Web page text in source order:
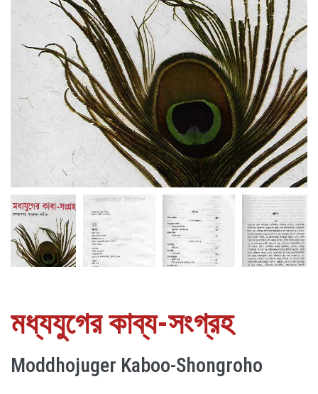
মধ্যযুগের কাব্য-সংগ্রহ
Moddhojuger Kaboo-Shongroho